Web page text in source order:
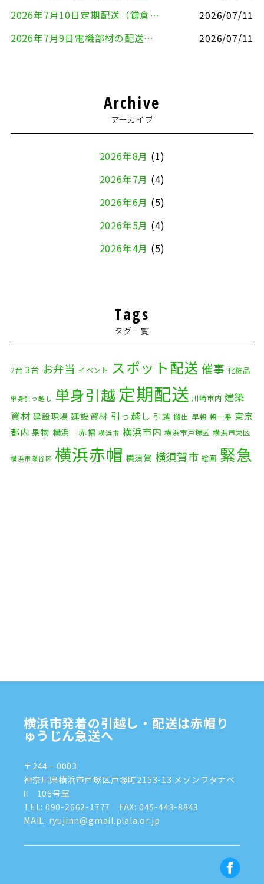
2026年7月10日定期配送（鎌倉市⇔大田区）
2026/07/11
2026年7月9日電機部材の配送（横浜市戸塚区⇒品川区）
2026/07/11
Archive
アーカイブ
2026年8月 (1)
2026年7月 (4)
2026年6月 (5)
2026年5月 (4)
2026年4月 (5)
2026年1月
2025年11月(4)
2025年10月(9)
2025年9月
2025年8月(2)
2025年7月(6)
2024年9月(2)
2024年7月
(8)
2024年5月(2)
2024年4月
2024年3月(8)
2024年1月(3)
Tags
タグ一覧
2台 3台 お弁当 イベント スポット配送 催事 化粧品
単身引っ越し 単身引越 定期配送 川崎市内 建築
資材 建設現場 建設資材 引っ越し 引越 搬出 早朝 朝一番 東京
都内 果物 横浜 赤帽 横浜市 横浜市内 横浜市戸塚区 横浜市栄区
横浜市瀬谷区 横浜赤帽 横須賀 横須賀市 絵画 緊急
横浜市発着の引越し・配送は赤帽り
ゅうじん急送へ
〒244－0003
神奈川県横浜市戸塚区戸塚町2153-13 メゾンワタナベ
Ⅱ 106号室
TEL: 090-2662-1777
FAX: 045-443-8843
MAIL: ryujinn@gmail.plala.or.jp